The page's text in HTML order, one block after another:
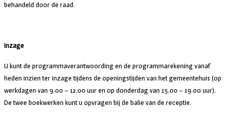
behandeld door de raad.
inzage
U kunt de programmaverantwoording en de programmarekening vanaf
heden inzien ter inzage tijdens de openingstijden van het gemeentehuis (op
werkdagen van 9.00 – 12.00 uur en op donderdag van 15.00 – 19.00 uur).
De twee boekwerken kunt u opvragen bij de balie van de receptie.